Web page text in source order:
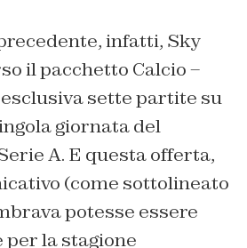
infatti, Sky
il pacchetto Calcio –
sette partite su
giornata del
A. E questa offerta,
(come sottolineato
potesse essere
la stagione